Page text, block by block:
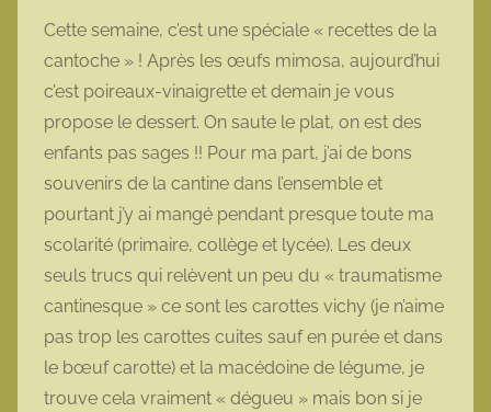
o
t
t
e
Cette semaine, c’est une spéciale « recettes de la
cantoche » ! Après les œufs mimosa, aujourd’hui
c’est poireaux-vinaigrette et demain je vous
propose le dessert. On saute le plat, on est des
enfants pas sages !! Pour ma part, j’ai de bons
souvenirs de la cantine dans l’ensemble et
pourtant j’y ai mangé pendant presque toute ma
scolarité (primaire, collège et lycée). Les deux
seuls trucs qui relèvent un peu du « traumatisme
cantinesque » ce sont les carottes vichy (je n’aime
pas trop les carottes cuites sauf en purée et dans
le bœuf carotte) et la macédoine de légume, je
trouve cela vraiment « dégueu » mais bon si je